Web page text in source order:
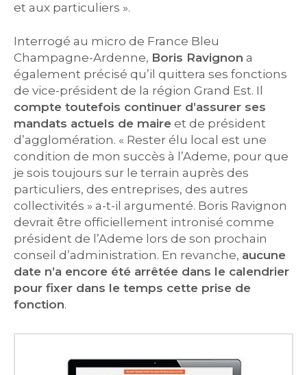
et aux particuliers ».
Interrogé au micro de France Bleu
Champagne-Ardenne, Boris Ravignon a
également précisé qu’il quittera ses fonctions
de vice-président de la région Grand Est. Il
compte toutefois continuer d’assurer ses
mandats actuels de maire et de président
d’agglomération. « Rester élu local est une
condition de mon succès à l’Ademe, pour que
je sois toujours sur le terrain auprès des
particuliers, des entreprises, des autres
collectivités » a-t-il argumenté. Boris Ravignon
devrait être officiellement intronisé comme
président de l’Ademe lors de son prochain
conseil d’administration. En revanche, aucune
date n’a encore été arrêtée dans le calendrier
pour fixer dans le temps cette prise de
fonction.